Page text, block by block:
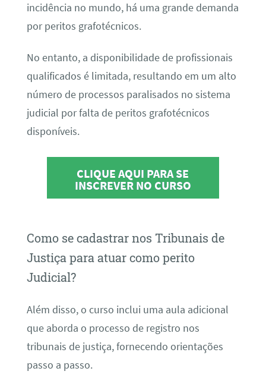
incidência no mundo, há uma grande demanda
por peritos grafotécnicos.
No entanto, a disponibilidade de profissionais
qualificados é limitada, resultando em um alto
número de processos paralisados no sistema
judicial por falta de peritos grafotécnicos
disponíveis.
CLIQUE AQUI PARA SE
INSCREVER NO CURSO
Como se cadastrar nos Tribunais de
Justiça para atuar como perito
Judicial?
Além disso, o curso inclui uma aula adicional
que aborda o processo de registro nos
tribunais de justiça, fornecendo orientações
passo a passo.